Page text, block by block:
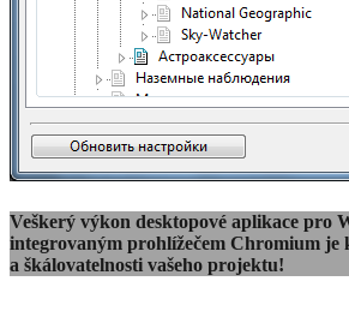
Veškerý výkon desktopové aplikace pro
integrovaným prohlížečem Chromium je
a škálovatelnosti vašeho projektu!